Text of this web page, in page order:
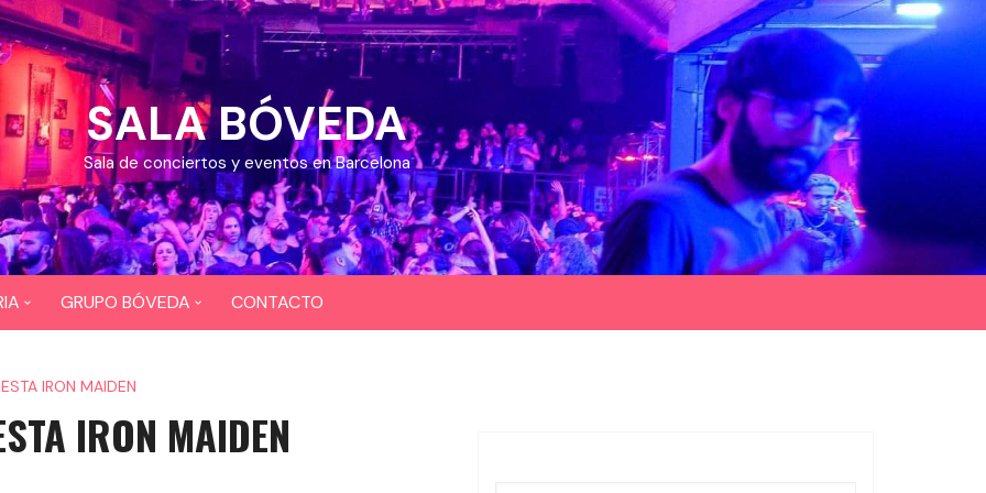
SALA BÓVEDA
Sala de conciertos y eventos en Barcelona
GRUPO BÓVEDA
BAR COYOTE
CONTACTO
IRON MAIDEN
IRON MAIDEN